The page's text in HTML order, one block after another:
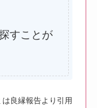
すことが
良縁報告より引用